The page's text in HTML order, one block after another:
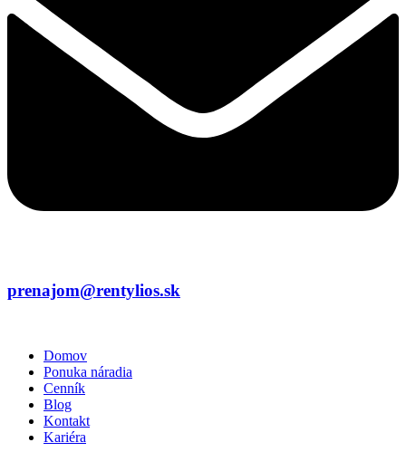
prenajom@rentylios.sk
Domov
Ponuka náradia
Cenník
Blog
Kontakt
Kariéra